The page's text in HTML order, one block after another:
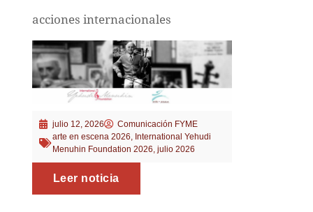
acciones internacionales
julio 12, 2026
Comunicación FYME
arte en escena 2026, International Yehudi
Menuhin Foundation 2026, julio 2026
Leer noticia